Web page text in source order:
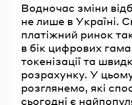
Водночас зміни
не лише в Україні.
платіжний ринок
в бік цифрових
токенізації та
розрахунку. У
розглянемо, які
сьогодні є